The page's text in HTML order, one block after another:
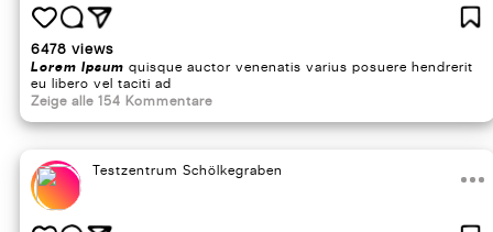
6478 views
Lorem Ipsum quisque auctor venenatis varius posuere hendrerit
eu libero vel taciti ad
Zeige alle 154 Kommentare
Testzentrum Schölkegraben